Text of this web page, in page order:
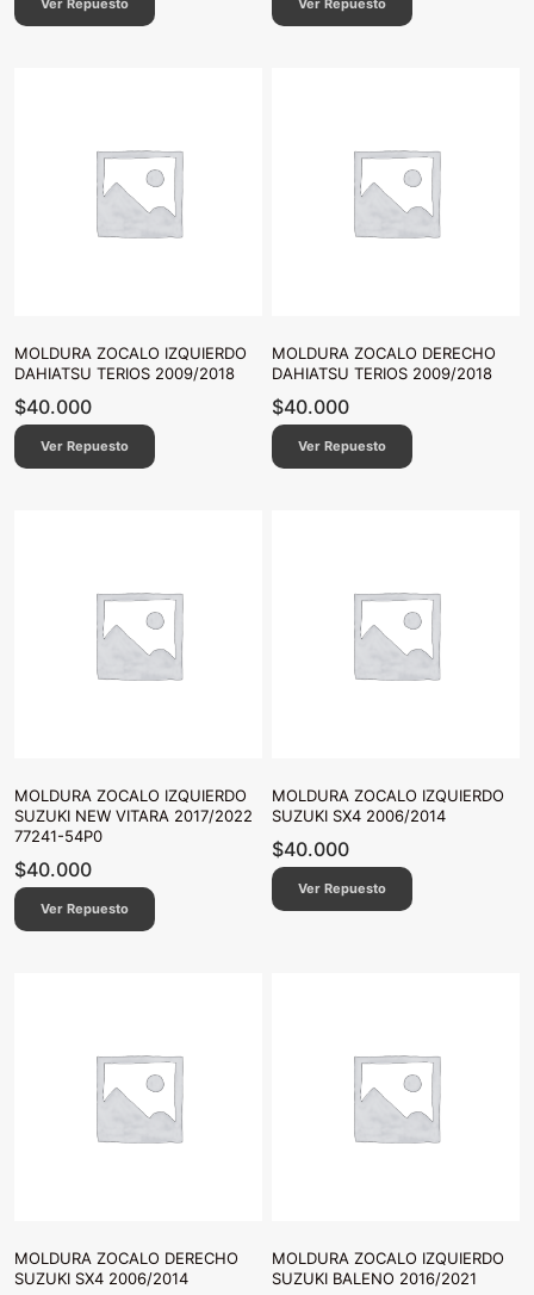
Ver Repuesto Ver Repuesto
MOLDURA ZOCALO IZQUIERDO
DAHIATSU TERIOS 2009/2018
$40.000
Ver Repuesto
MOLDURA ZOCALO DERECHO
DAHIATSU TERIOS 2009/2018
$40.000
Ver Repuesto
MOLDURA ZOCALO IZQUIERDO
SUZUKI NEW VITARA 2017/2022
77241-54P0
$40.000
Ver Repuesto
MOLDURA ZOCALO IZQUIERDO
SUZUKI SX4 2006/2014
$40.000
Ver Repuesto
MOLDURA ZOCALO DERECHO
SUZUKI SX4 2006/2014
MOLDURA ZOCALO IZQUIERDO
SUZUKI BALENO 2016/2021